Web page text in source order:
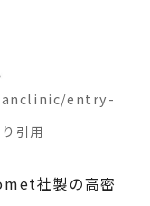
entry-
引用
社製の高密